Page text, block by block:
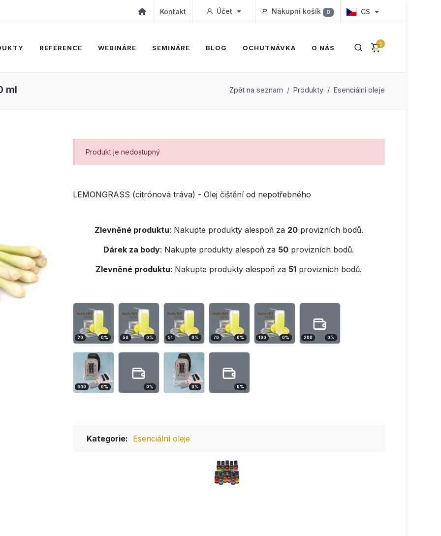
Kontakt Účet Nákupní košík 0 CS
0
REFERENCE WEBINÁRE SEMINÁRE BLOG OCHUTNÁVKA O NÁS
ml Zpět na seznam Produkty Esenciální oleje
Produkt je nedostupný
LEMONGRASS (citrónová tráva) - Olej čištění od nepotřebného
Zlevněné produktu: Nakupte produkty alespoň za 20provizních bodů.
Dárek za body: Nakupte produkty alespoň za 50 provizních bodů.
Zlevněné produktu: Nakupte produkty alespoň za 51 provizních bodů.
20 0% 50 0% 51 0% 70 0% 100 0% 200 0%
600 0% 0% 0% 0%
Kategorie: Esenciální oleje